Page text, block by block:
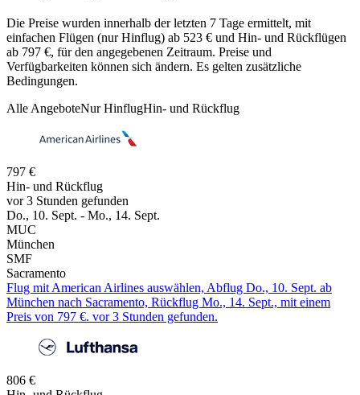
Die Preise wurden innerhalb der letzten 7 Tage ermittelt, mit
einfachen Flügen (nur Hinflug) ab 523 € und Hin- und Rückflügen
ab 797 €, für den angegebenen Zeitraum. Preise und
Verfügbarkeiten können sich ändern. Es gelten zusätzliche
Bedingungen.
Alle AngeboteNur HinflugHin- und Rückflug
797 €
Hin- und Rückflug
vor 3 Stunden gefunden
Do., 10. Sept. - Mo., 14. Sept.
MUC
München
SMF
Sacramento
Flug mit American Airlines auswählen, Abflug Do., 10. Sept. ab
München nach Sacramento, Rückflug Mo., 14. Sept., mit einem
Preis von 797 €. vor 3 Stunden gefunden.
806 €